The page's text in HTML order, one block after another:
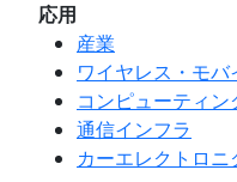
応用
産業
ワイヤレス・モバ
コンピューティン
通信インフラ
カーエレクトロニ